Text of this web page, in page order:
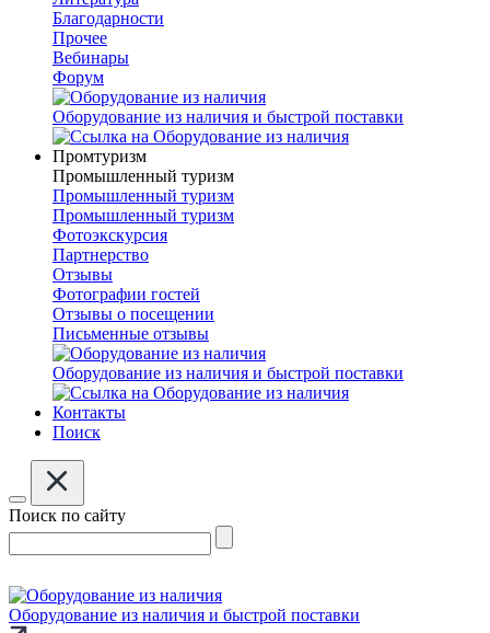
Благодарности
Прочее
Вебинары
Форум
Оборудование из наличия и быстрой поставки
Промтуризм
Промышленный туризм
Промышленный туризм
Промышленный туризм
Фотоэкскурсия
Партнерство
Отзывы
Фотографии гостей
Отзывы о посещении
Письменные отзывы
Оборудование из наличия и быстрой поставки
Контакты
Поиск
Поиск по сайту
Оборудование из наличия и быстрой поставки